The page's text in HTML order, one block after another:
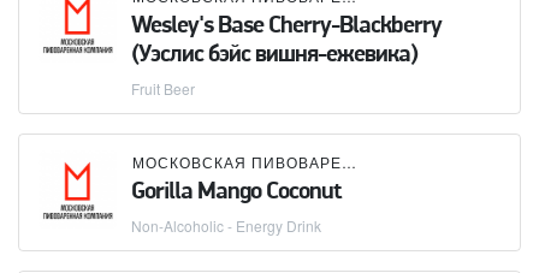
Wesley's Base Cherry-Blackberry
(Уэслис бэйс вишня-ежевика)
Fruit Beer
МОСКОВСКАЯ ПИВОВАРЕННАЯ КОМПАНИЯ (МПК)
Gorilla Mango Coconut
Non-Alcoholic - Energy Drink